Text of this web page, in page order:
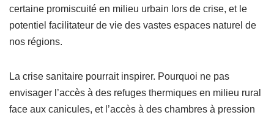
certaine promiscuité en milieu urbain lors de crise, et le
potentiel facilitateur de vie des vastes espaces naturel de
nos régions.
La crise sanitaire pourrait inspirer. Pourquoi ne pas
envisager l’accès à des refuges thermiques en milieu rural
face aux canicules, et l’accès à des chambres à pression